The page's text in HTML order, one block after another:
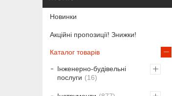
Новинки
Акційні пропозиції! Знижки!
Каталог товарів
Інженерно-будівельні
послуги
16